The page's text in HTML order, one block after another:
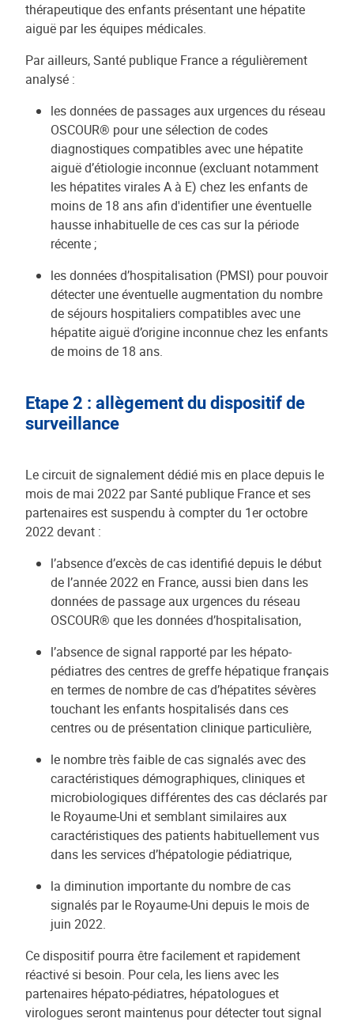
thérapeutique des enfants présentant une hépatite
aiguë par les équipes médicales.
Par ailleurs, Santé publique France a régulièrement
analysé :
les données de passages aux urgences du réseau
OSCOUR® pour une sélection de codes
diagnostiques compatibles avec une hépatite
aiguë d’étiologie inconnue (excluant notamment
les hépatites virales A à E) chez les enfants de
moins de 18 ans afin d'identifier une éventuelle
hausse inhabituelle de ces cas sur la période
récente ;
les données d’hospitalisation (PMSI) pour pouvoir
détecter une éventuelle augmentation du nombre
de séjours hospitaliers compatibles avec une
hépatite aiguë d’origine inconnue chez les enfants
de moins de 18 ans.
Etape 2 : allègement du dispositif de
surveillance
Le circuit de signalement dédié mis en place depuis le
mois de mai 2022 par Santé publique France et ses
partenaires est suspendu à compter du 1er octobre
2022 devant :
l’absence d’excès de cas identifié depuis le début
de l’année 2022 en France, aussi bien dans les
données de passage aux urgences du réseau
OSCOUR® que les données d’hospitalisation,
l’absence de signal rapporté par les hépato-
pédiatres des centres de greffe hépatique français
en termes de nombre de cas d’hépatites sévères
touchant les enfants hospitalisés dans ces
centres ou de présentation clinique particulière,
le nombre très faible de cas signalés avec des
caractéristiques démographiques, cliniques et
microbiologiques différentes des cas déclarés par
le Royaume-Uni et semblant similaires aux
caractéristiques des patients habituellement vus
dans les services d’hépatologie pédiatrique,
la diminution importante du nombre de cas
signalés par le Royaume-Uni depuis le mois de
juin 2022.
Ce dispositif pourra être facilement et rapidement
réactivé si besoin. Pour cela, les liens avec les
partenaires hépato-pédiatres, hépatologues et
virologues seront maintenus pour détecter tout signal